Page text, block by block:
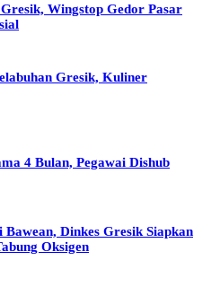
Wingstop Gedor Pasar
Gresik, Kuliner
4 Bulan, Pegawai Dishub
Dinkes Gresik Siapkan
Oksigen